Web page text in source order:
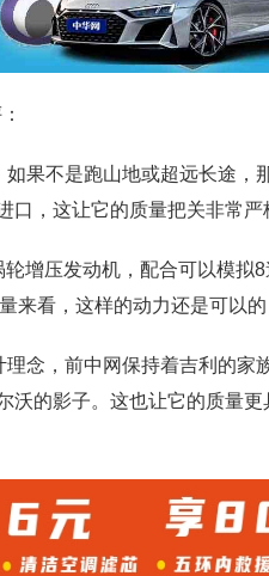
果不是跑山地或超远长途，
口，这让它的质量把关非常严
增压发动机，配合可以模拟
来看，这样的动力还是可以
念，前中网保持着吉利的家
沃的影子。这也让它的质量